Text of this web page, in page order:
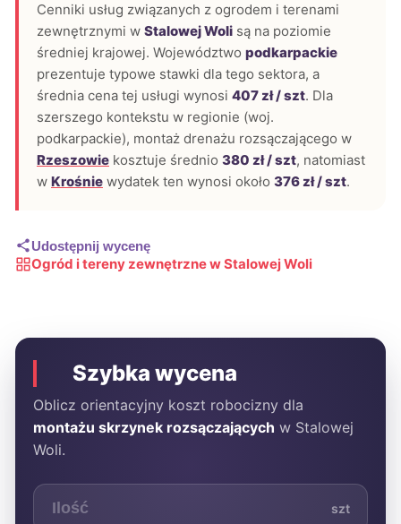
Cenniki usług związanych z ogrodem i terenami
zewnętrznymi w Stalowej Woli są na poziomie
średniej krajowej. Województwo podkarpackie
prezentuje typowe stawki dla tego sektora, a
średnia cena tej usługi wynosi 407 zł / szt. Dla
szerszego kontekstu w regionie (woj.
podkarpackie), montaż drenażu rozsączającego w
Rzeszowie kosztuje średnio 380 zł / szt, natomiast
w Krośnie wydatek ten wynosi około 376 zł / szt.
Udostępnij wycenę
Ogród i tereny zewnętrzne w Stalowej Woli
Szybka wycena
Oblicz orientacyjny koszt robocizny dla
montażu skrzynek rozsączających w Stalowej
Woli.
szt